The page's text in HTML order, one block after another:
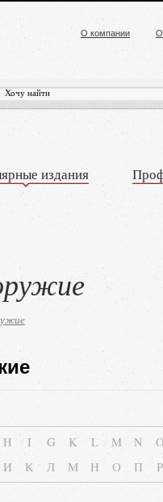
О компании
издания
H I G K L M N
И К Л М Н О П Р